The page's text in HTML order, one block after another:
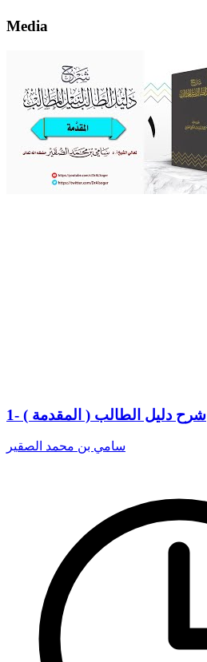
Media
1- شرح دليل الطالب ( المقدمة )
سامي بن محمد الصقير